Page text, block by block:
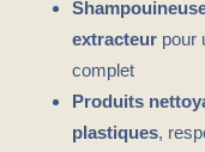
extracteurpour
complet
Produits
plastiques,